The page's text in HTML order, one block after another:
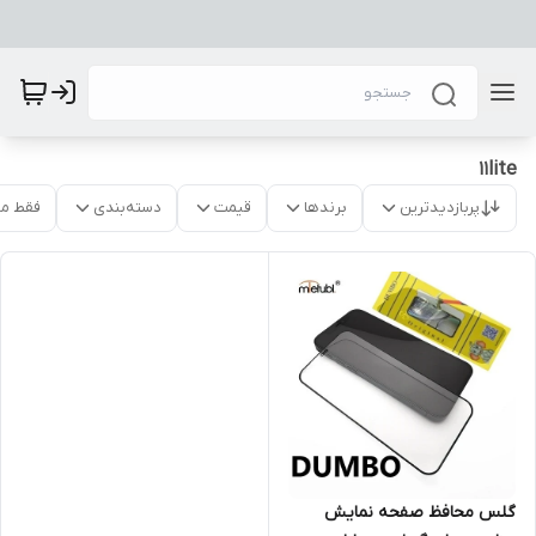
11lite
پربازدیدترین برندها قیمت دسته‌بندی فقط
گلس محافظ صفحه نمایش